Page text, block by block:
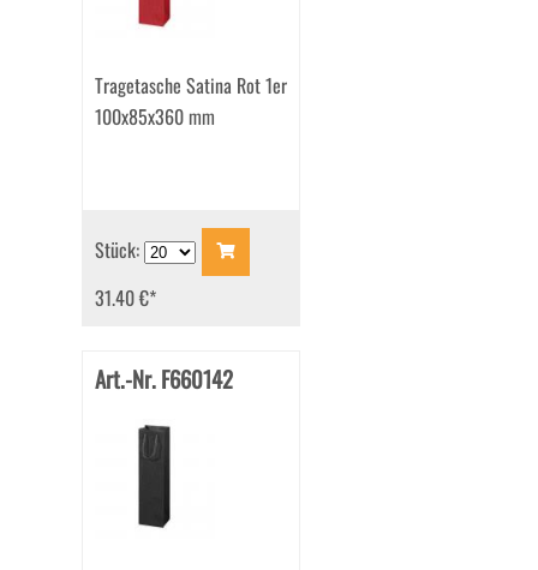
Tragetasche Satina Rot 1er
100x85x360 mm
Stück:
31.40 €*
Art.-Nr. F660142